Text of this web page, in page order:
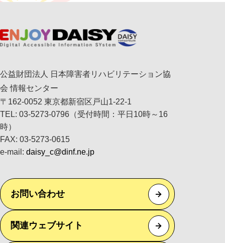
公益財団法人 日本障害者リハビリテーション協
会 情報センター
〒162-0052 東京都新宿区戸山1-22-1
TEL: 03-5273-0796（受付時間：平日10時～16
時）
FAX: 03-5273-0615
e-mail: daisy_c@dinf.ne.jp
お問い合わせ
関連ウェブサイト